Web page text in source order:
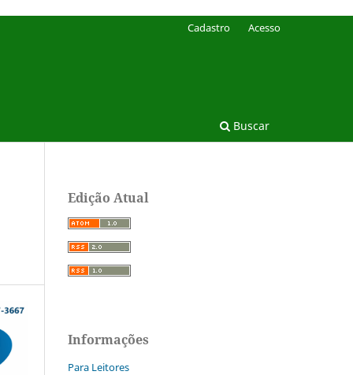
Buscar
Cadastro Acesso
Edição Atual
Informações
Para Leitores